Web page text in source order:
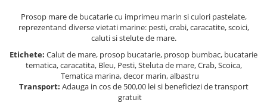
Prosop mare de bucatarie cu imprimeu marin si culori pastelate,
reprezentand diverse vietati marine: pesti, crabi, caracatite, scoici,
caluti si stelute de mare.
Etichete: Calut de mare, prosop bucatarie, prosop bumbac, bucatarie
tematica, caracatita, Bleu, Pesti, Steluta de mare, Crab, Scoica,
Tematica marina, decor marin, albastru
Transport: Adauga in cos de 500,00 lei si beneficiezi de transport
gratuit